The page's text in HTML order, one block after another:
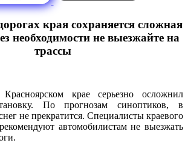
края сохраняется сложная
необходимости не выезжайте на
трассы
крае серьезно осложнил
По прогнозам синоптиков, в
не прекратится. Специалисты краевого
автомобилистам не выезжать